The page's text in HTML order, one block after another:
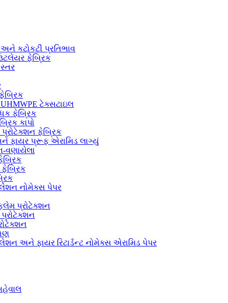
કટોકટી પ્રતિભાવ
ફેબ્રિક
ટેક્સટાઇલ
ફેબ્રિક
કાપો
પ્રોટેક્શન ફેબ્રિક
ફાયર પ્રૂફ એરામિડ લાગ્યું
વણાયેલા
નોમેક્સ પેપર
પ્રોટેક્શન
અને ફાયર રિટાર્ડન્ટ નોમેક્સ એરામિડ પેપર